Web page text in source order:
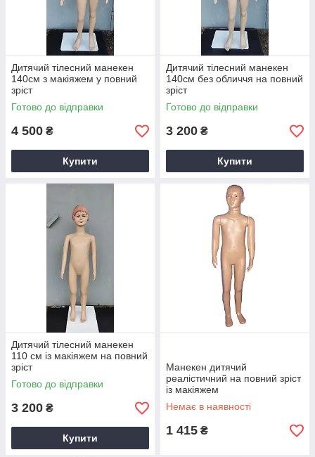
Дитячий тілесний манекен
140см з макіяжем у повний
зріст
Готово до відправки
4 500 ₴
Купити
Дитячий тілесний манекен
140см без обличчя на повний
зріст
Готово до відправки
3 200 ₴
Купити
Дитячий тілесний манекен
110 см із макіяжем на повний
зріст
Готово до відправки
3 200 ₴
Купити
Манекен дитячий
реалістичний на повний зріст
із макіяжем
Немає в наявності
1 415 ₴